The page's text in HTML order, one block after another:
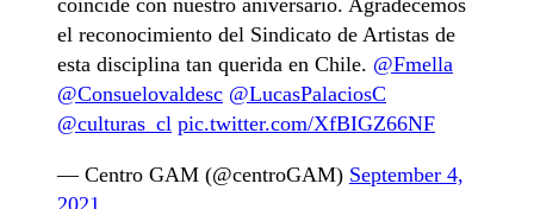
el reconocimiento del Sindicato de Artistas de
esta disciplina tan querida en Chile. @Fmella
@Consuelovaldesc @LucasPalaciosC
@culturas_cl pic.twitter.com/XfBIGZ66NF
— Centro GAM (@centroGAM) September 4,
2021